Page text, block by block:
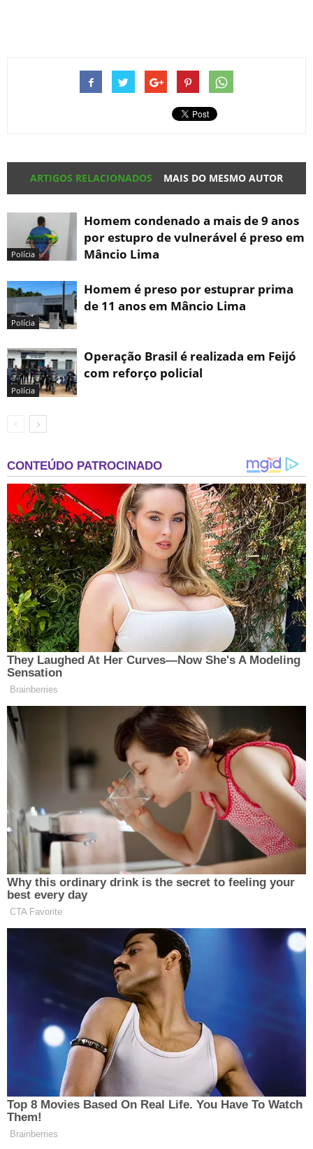
ARTIGOS RELACIONADOS MAIS DO MESMO AUTOR
Polícia
Homem condenado a mais de 9 anos
por estupro de vulnerável é preso em
Mâncio Lima
Polícia
Homem é preso por estuprar prima
de 11 anos em Mâncio Lima
Polícia
Operação Brasil é realizada em Feijó
com reforço policial